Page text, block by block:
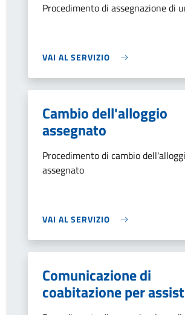
Procedimento di assegnazione di
VAI AL SERVIZIO
Cambio dell'alloggio
assegnato
Procedimento di cambio
assegnato
VAI AL SERVIZIO
Comunicazione di
coabitazione per